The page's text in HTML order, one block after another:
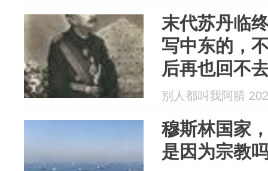
末代苏丹临
写中东的，
后再也回不
别人都叫我阿腈
穆斯林国家
是因为宗教